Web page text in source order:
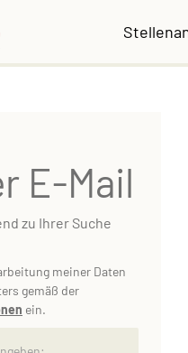
E-Mail
zu Ihrer Suche
meiner Daten
gemäß der
ein.